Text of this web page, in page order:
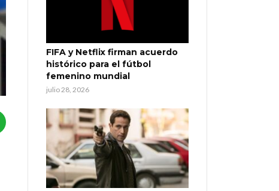
FIFA y Netflix firman acuerdo
histórico para el fútbol
femenino mundial
julio 28, 2026